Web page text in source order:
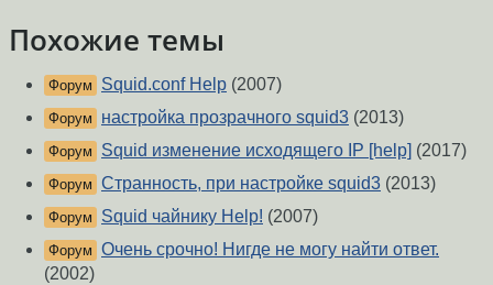
Похожие темы
Форум Squid.conf Help (2007)
Форум настройка прозрачного squid3 (2013)
Форум Squid изменение исходящего IP [help] (2017)
Форум Странность, при настройке squid3 (2013)
Форум Squid чайнику Help! (2007)
Форум Очень срочно! Нигде не могу найти ответ.
(2002)